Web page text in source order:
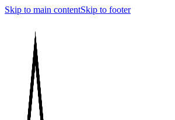
Skip to main contentSkip to footer